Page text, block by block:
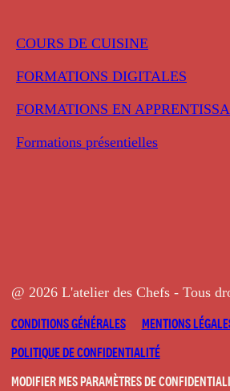
COURS DE CUISINE
FORMATIONS DIGITALES
FORMATIONS EN
Formations présentielles
@ 2026 L'atelier des Chefs - Tous
CONDITIONS GÉNÉRALES
MENTIONS
POLITIQUE DE CONFIDENTIALITÉ
MODIFIER MES PARAMÈTRES DE